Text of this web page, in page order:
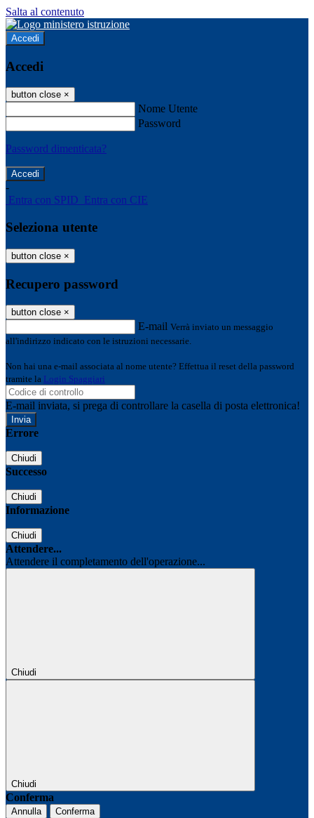
Salta al contenuto
Accedi
Accedi
button close ×
Nome Utente
Password
Password dimenticata?
-
Entra con SPID Entra con CIE
Seleziona utente
button close ×
Recupero password
button close ×
E-mail Verrà inviato un messaggio
all'indirizzo indicato con le istruzioni necessarie.
Non hai una e-mail associata al nome utente? Effettua il reset della password
tramite la Login Spaggiari
E-mail inviata, si prega di controllare la casella di posta elettronica!
Errore
Chiudi
Successo
Chiudi
Informazione
Chiudi
Attendere...
Attendere il completamento dell'operazione...
Chiudi
Chiudi
Conferma
Annulla Conferma